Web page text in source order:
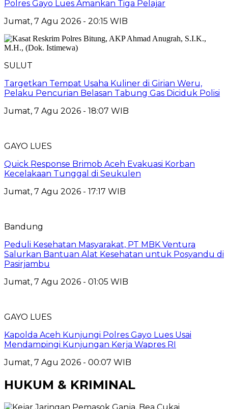
Polres Gayo Lues Amankan Tiga Pelajar
Jumat, 7 Agu 2026 - 20:15 WIB
SULUT
Targetkan Tempat Usaha Kuliner di Girian Weru,
Pelaku Pencurian Belasan Tabung Gas Diciduk Polisi
Jumat, 7 Agu 2026 - 18:07 WIB
GAYO LUES
Quick Response Brimob Aceh Evakuasi Korban
Kecelakaan Tunggal di Seukulen
Jumat, 7 Agu 2026 - 17:17 WIB
Bandung
Peduli Kesehatan Masyarakat, PT MBK Ventura
Salurkan Bantuan Alat Kesehatan untuk Posyandu di
Pasirjambu
Jumat, 7 Agu 2026 - 01:05 WIB
GAYO LUES
Kapolda Aceh Kunjungi Polres Gayo Lues Usai
Mendampingi Kunjungan Kerja Wapres RI
Jumat, 7 Agu 2026 - 00:07 WIB
HUKUM & KRIMINAL